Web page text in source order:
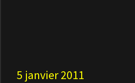
5 janvier 2011